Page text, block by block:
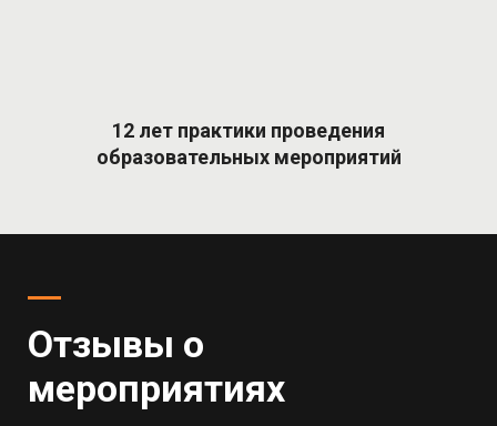
12 лет практики проведения
образовательных мероприятий
Отзывы о
мероприятиях